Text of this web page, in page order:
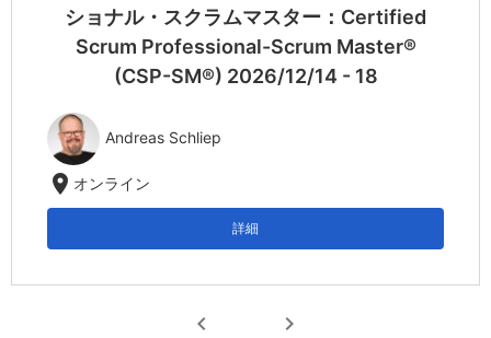
ショナル・スクラムマスター：Certified
Scrum Professional-Scrum Master®
(CSP-SM®) 2026/12/14 - 18
Andreas Schliep
location_on オンライン
詳細
chevron_left chevron_right